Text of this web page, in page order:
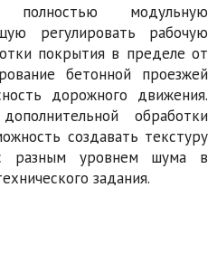
полностью модульную
регулировать рабочую
покрытия в пределе от
бетонной проезжей
дорожного движения.
обработки
создавать текстуру
разным уровнем шума в
задания.